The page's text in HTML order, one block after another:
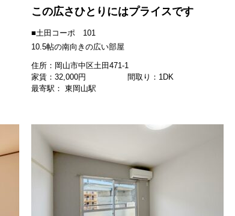
この広さひとりにはプライスです
■土田コーポ 101
10.5帖の南向きの広い部屋
住所：岡山市中区土田471-1
家賃： 32,000円
間取り：1DK
最寄駅： 東岡山駅